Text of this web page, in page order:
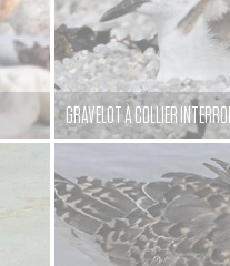
GRAVELOT À COLLIER